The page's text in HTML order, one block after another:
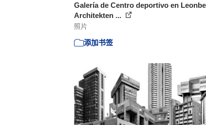
Galería de Centro deportivo en
Architekten ...
照片
添加书签